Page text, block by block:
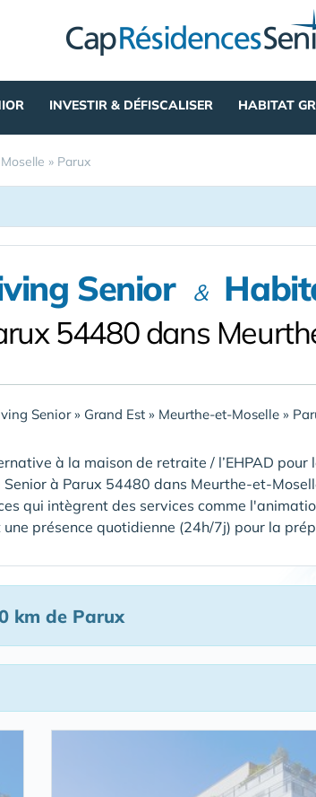
INVESTIR & DÉFISCALISER HABITAT
» Parux
Senior &
54480 dans
Senior» Grand Est » Meurthe-et-Moselle »
à la maison de retraite / l’EHPAD
Senior à Parux 54480 dans Meurthe-et-
qui intègrent des services comme
une présence quotidienne (24h/7j) pour la
km de Parux